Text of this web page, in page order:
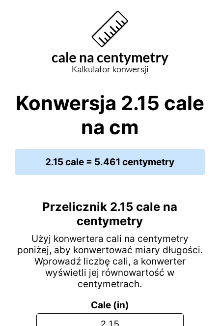
Konwersja 2.15 cale
na cm
2.15 cale = 5.461 centymetry
Przelicznik 2.15 cale na
centymetry
Użyj konwertera cali na centymetry
poniżej, aby konwertować miary długości.
Wprowadź liczbę cali, a konwerter
wyświetli jej równowartość w
centymetrach.
Cale (in)